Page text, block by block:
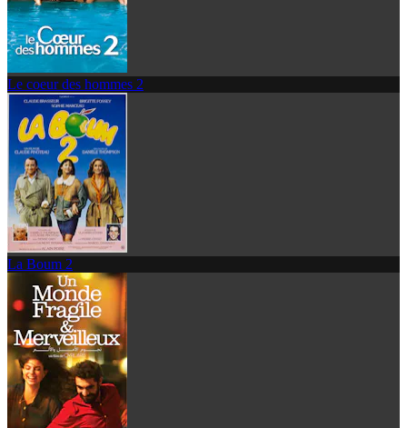
Le coeur des hommes 2
La Boum 2